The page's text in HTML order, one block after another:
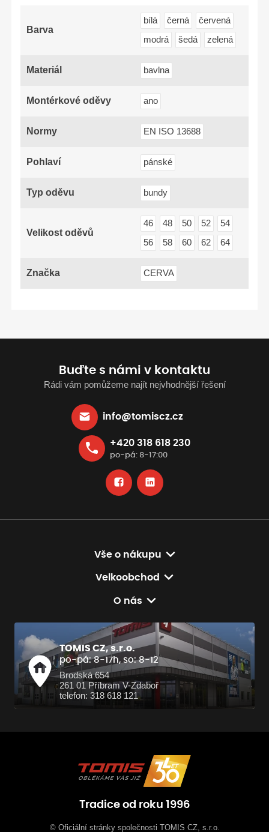
Barva
bílá černá
červená
modrá
šedá zelená
Materiál bavlna
Montérkové oděvy ano
Normy EN ISO 13688
Pohlaví pánské
Typ oděvu bundy
Velikost oděvů
46 48 50 52
54
56
58 60 62 64
Značka CERVA
Buďte s námi v kontaktu
Rádi vám pomůžeme najít nejvhodnější řešení
info@tomiscz.cz
+420 318 618 230
po-pá: 8-17:00
Vše o nákupu
Velkoobchod
O nás
TOMIS CZ, s.r.o.
po-pá: 8-17h, so: 8-12
Brodská 654
261 01 Příbram V-Zdaboř
telefon: 318 618 121
Tradice od roku 1996
© Oficiální stránky společnosti TOMIS CZ, s.r.o.